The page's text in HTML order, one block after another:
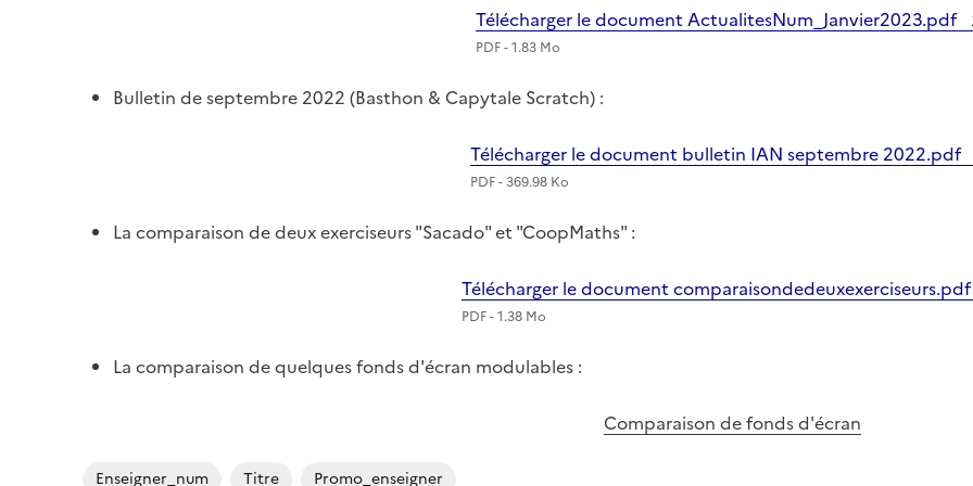
Télécharger le document ActualitesNum_Janvier2023.pdf
PDF - 1.83 Mo
Bulletin de septembre 2022 (Basthon & Capytale Scratch) :
Télécharger le document bulletin IAN septembre 2022.pdf
PDF - 369.98 Ko
La comparaison de deux exerciseurs "Sacado" et "CoopMaths" :
Télécharger le document
PDF - 1.38 Mo
La comparaison de quelques fonds d'écran modulables :
Comparaison de fonds d'écran
Enseigner_num Titre Promo_enseigner